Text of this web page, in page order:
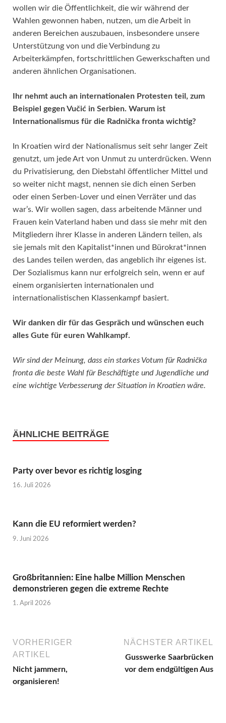
wollen wir die Öffentlichkeit, die wir während der
Wahlen gewonnen haben, nutzen, um die Arbeit in
anderen Bereichen auszubauen, insbesondere unsere
Unterstützung von und die Verbindung zu
Arbeiterkämpfen, fortschrittlichen Gewerkschaften und
anderen ähnlichen Organisationen.
Ihr nehmt auch an internationalen Protesten teil, zum
Beispiel gegen Vučić in Serbien. Warum ist
Internationalismus für die Radnička fronta wichtig?
In Kroatien wird der Nationalismus seit sehr langer Zeit
genutzt, um jede Art von Unmut zu unterdrücken. Wenn
du Privatisierung, den Diebstahl öffentlicher Mittel und
so weiter nicht magst, nennen sie dich einen Serben
oder einen Serben-Lover und einen Verräter und das
war’s. Wir wollen sagen, dass arbeitende Männer und
Frauen kein Vaterland haben und dass sie mehr mit den
Mitgliedern ihrer Klasse in anderen Ländern teilen, als
sie jemals mit den Kapitalist*innen und Bürokrat*innen
des Landes teilen werden, das angeblich ihr eigenes ist.
Der Sozialismus kann nur erfolgreich sein, wenn er auf
einem organisierten internationalen und
internationalistischen Klassenkampf basiert.
Wir danken dir für das Gespräch und wünschen euch
alles Gute für euren Wahlkampf.
Wir sind der Meinung, dass ein starkes Votum für Radnička
fronta die beste Wahl für Beschäftigte und Jugendliche und
eine wichtige Verbesserung der Situation in Kroatien wäre.
ÄHNLICHE BEITRÄGE
Party over bevor es richtig losging
16. Juli 2026
Kann die EU reformiert werden?
9. Juni 2026
Großbritannien: Eine halbe Million Menschen
demonstrieren gegen die extreme Rechte
1. April 2026
VORHERIGER
ARTIKEL
Nicht jammern,
organisieren!
NÄCHSTER ARTIKEL
Gusswerke Saarbrücken
vor dem endgültigen Aus